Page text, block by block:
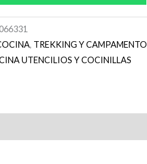
, TREKKING Y CAMPAMENTO
UTENCILIOS Y COCINILLAS